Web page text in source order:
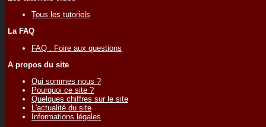
Tous les tutoriels
La FAQ
FAQ : Foire aux questions
A propos du site
Qui sommes nous ?
Pourquoi ce site ?
Quelques chiffres sur le site
L'actualité du site
Informations légales